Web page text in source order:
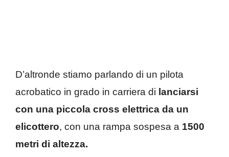
D’altronde stiamo parlando di un pilota
acrobatico in grado in carriera di lanciarsi
con una piccola cross elettrica da un
elicottero, con una rampa sospesa a 1500
metri di altezza.